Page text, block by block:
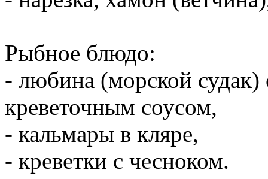
Рыбное блюдо:
- любина (морской
креветочным соусом,
- кальмары в кляре,
- креветки с чесноком.